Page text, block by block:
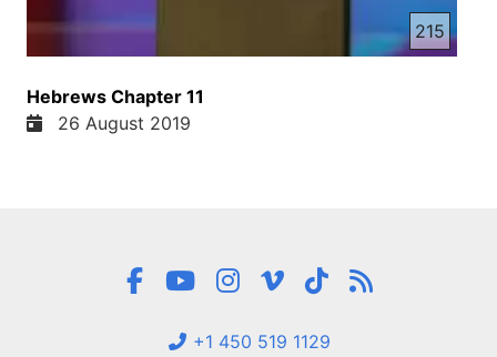
215
Hebrews Chapter 11
26 August 2019
+1 450 519 1129